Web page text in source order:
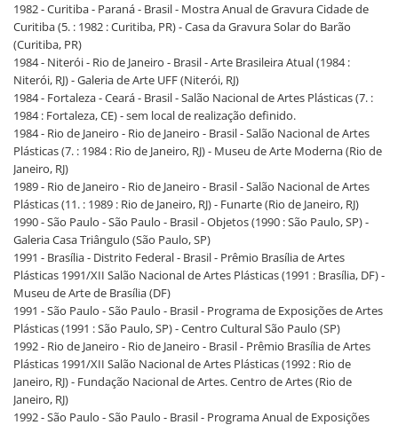
1982 - Curitiba - Paraná - Brasil - Mostra Anual de Gravura Cidade de
Curitiba (5. : 1982 : Curitiba, PR) - Casa da Gravura Solar do Barão
(Curitiba, PR)
1984 - Niterói - Rio de Janeiro - Brasil - Arte Brasileira Atual (1984 :
Niterói, RJ) - Galeria de Arte UFF (Niterói, RJ)
1984 - Fortaleza - Ceará - Brasil - Salão Nacional de Artes Plásticas (7. :
1984 : Fortaleza, CE) - sem local de realização definido.
1984 - Rio de Janeiro - Rio de Janeiro - Brasil - Salão Nacional de Artes
Plásticas (7. : 1984 : Rio de Janeiro, RJ) - Museu de Arte Moderna (Rio de
Janeiro, RJ)
1989 - Rio de Janeiro - Rio de Janeiro - Brasil - Salão Nacional de Artes
Plásticas (11. : 1989 : Rio de Janeiro, RJ) - Funarte (Rio de Janeiro, RJ)
1990 - São Paulo - São Paulo - Brasil - Objetos (1990 : São Paulo, SP) -
Galeria Casa Triângulo (São Paulo, SP)
1991 - Brasília - Distrito Federal - Brasil - Prêmio Brasília de Artes
Plásticas 1991/XII Salão Nacional de Artes Plásticas (1991 : Brasília, DF) -
Museu de Arte de Brasília (DF)
1991 - São Paulo - São Paulo - Brasil - Programa de Exposições de Artes
Plásticas (1991 : São Paulo, SP) - Centro Cultural São Paulo (SP)
1992 - Rio de Janeiro - Rio de Janeiro - Brasil - Prêmio Brasília de Artes
Plásticas 1991/XII Salão Nacional de Artes Plásticas (1992 : Rio de
Janeiro, RJ) - Fundação Nacional de Artes. Centro de Artes (Rio de
Janeiro, RJ)
1992 - São Paulo - São Paulo - Brasil - Programa Anual de Exposições